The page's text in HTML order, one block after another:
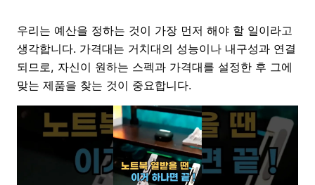
우리는 예산을 정하는 것이 가장 먼저 해야 할 일이라고
생각합니다. 가격대는 거치대의 성능이나 내구성과 연결
되므로, 자신이 원하는 스펙과 가격대를 설정한 후 그에
맞는 제품을 찾는 것이 중요합니다.